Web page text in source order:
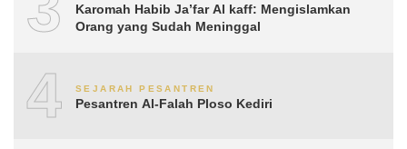
Karomah Habib Ja’far Al kaff: Mengislamkan
Orang yang Sudah Meninggal
4 SEJARAH PESANTREN
Pesantren Al-Falah Ploso Kediri